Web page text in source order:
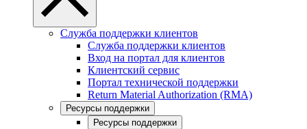
Служба поддержки клиентов
Служба поддержки клиентов
Вход на портал для клиентов
Клиентский сервис
Портал технической поддержки
Return Material Authorization (RMA)
Ресурсы поддержки
Ресурсы поддержки